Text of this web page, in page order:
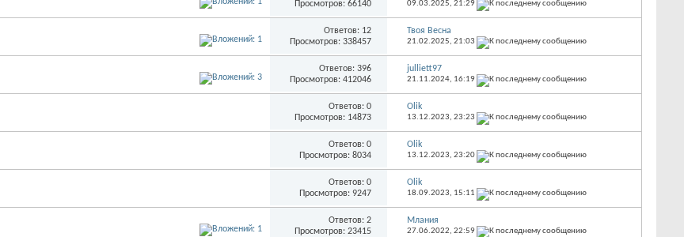
Просмотров: 66140
09.03.2025, 21:29
Ответов: 12
Просмотров: 338457
Твоя Весна
21.02.2025, 21:03
Ответов: 396
Просмотров: 412046
julliett97
21.11.2024, 16:19
Ответов: 0
Просмотров: 14873
Olik
13.12.2023, 23:23
Ответов: 0
Просмотров: 8034
Olik
13.12.2023, 23:20
Ответов: 0
Просмотров: 9247
Olik
18.09.2023, 15:11
Ответов: 2
Просмотров: 23415
Млания
27.06.2022, 22:59